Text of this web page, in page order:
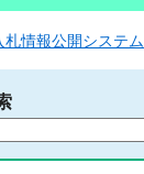
札情報公開システム